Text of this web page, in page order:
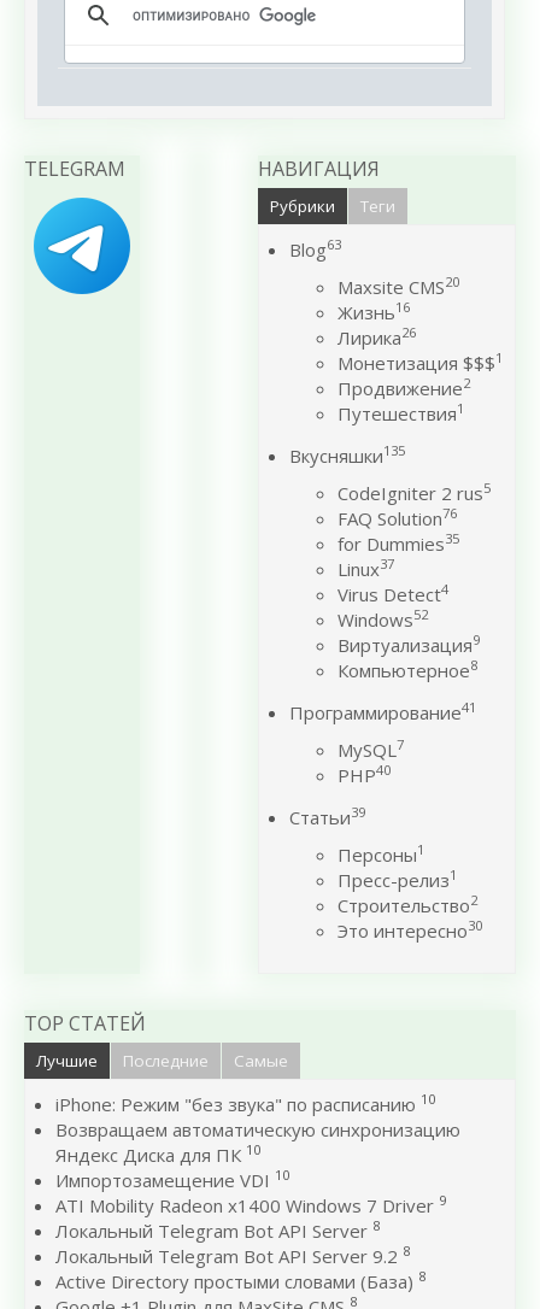
TELEGRAM НАВИГАЦИЯ
Рубрики Теги
Blog63
Maxsite CMS20
Жизнь16
Лирика26
Монетизация $$$1
Продвижение2
Путешествия1
Вкусняшки135
CodeIgniter 2 rus5
FAQ Solution76
for Dummies35
Linux37
Virus Detect4
Windows52
Виртуализация9
Компьютерное8
Программирование41
MySQL7
PHP40
Статьи39
Персоны1
Пресс-релиз1
Строительство2
Это интересно30
TOP СТАТЕЙ
Лучшие Последние Самые
iPhone: Режим "без звука" по расписанию 10
Возвращаем автоматическую синхронизацию
Яндекс Диска для ПК 10
Импортозамещение VDI 10
ATI Mobility Radeon x1400 Windows 7 Driver 9
Локальный Telegram Bot API Server 8
Локальный Telegram Bot API Server 9.2 8
Active Directory простыми словами (База) 8
8